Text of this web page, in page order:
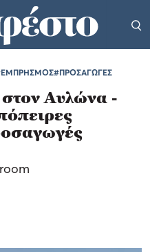
#ΠΡΟΣΑΓΩΓΕΣ
Αυλώνα -